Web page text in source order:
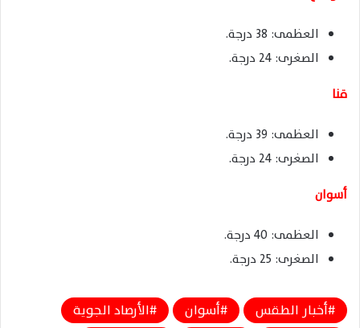
العظمى: 38 درجة.
الصغرى: 24 درجة.
قنا
العظمى: 39 درجة.
الصغرى: 24 درجة.
أسوان
العظمى: 40 درجة.
الصغرى: 25 درجة.
أخبار الطقس أسوان
الأرصاد الجوية